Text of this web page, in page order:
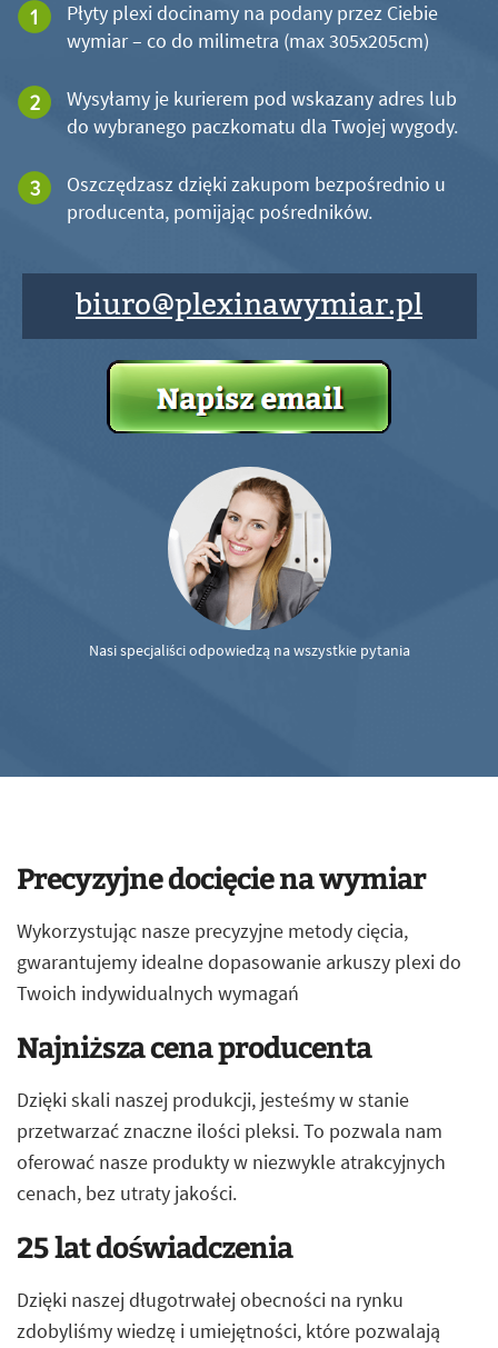
Płyty plexi docinamy na podany przez Ciebie
wymiar – co do milimetra (max 305x205cm)
Wysyłamy je kurierem pod wskazany adres lub
do wybranego paczkomatu dla Twojej wygody.
Oszczędzasz dzięki zakupom bezpośrednio u
producenta, pomijając pośredników.
biuro@plexinawymiar.pl
Nasi specjaliści odpowiedzą na wszystkie pytania
Precyzyjne docięcie na wymiar
Wykorzystując nasze precyzyjne metody cięcia,
gwarantujemy idealne dopasowanie arkuszy plexi do
Twoich indywidualnych wymagań
Najniższa cena producenta
Dzięki skali naszej produkcji, jesteśmy w stanie
przetwarzać znaczne ilości pleksi. To pozwala nam
oferować nasze produkty w niezwykle atrakcyjnych
cenach, bez utraty jakości.
25 lat doświadczenia
Dzięki naszej długotrwałej obecności na rynku
zdobyliśmy wiedzę i umiejętności, które pozwalają